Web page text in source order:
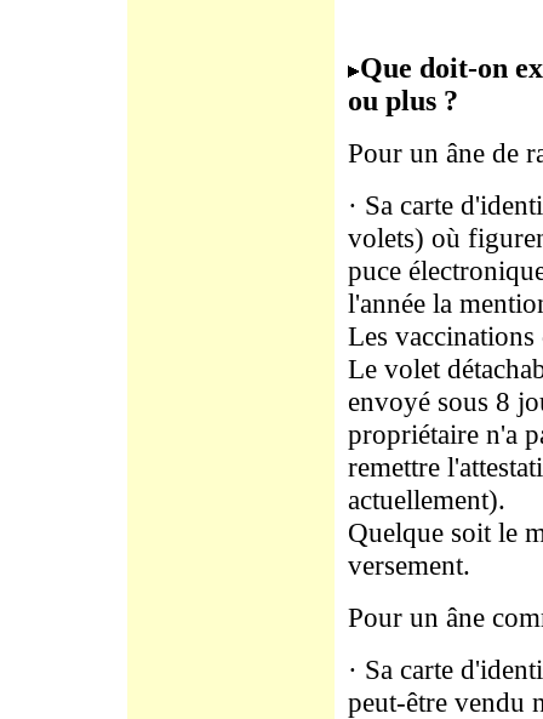
Que doit-on
ou plus ?
Pour un âne de
· Sa carte
volets) où
puce
l'année la
Les
Le volet
envoyé sous 8
propriétaire n'a
remettre
actuellement).
Quelque soit le
versement.
Pour un âne
· Sa carte
peut-être vendu